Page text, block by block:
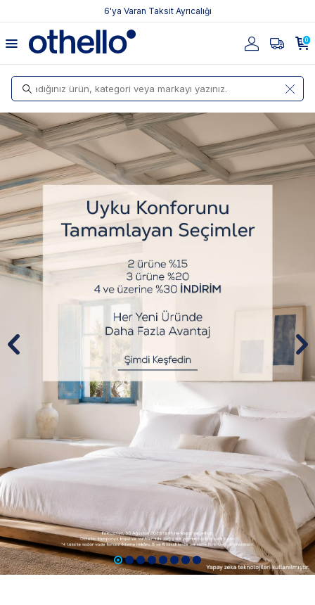
6'ya Varan Taksit Ayrıcalığı
Othello Yastık, 0